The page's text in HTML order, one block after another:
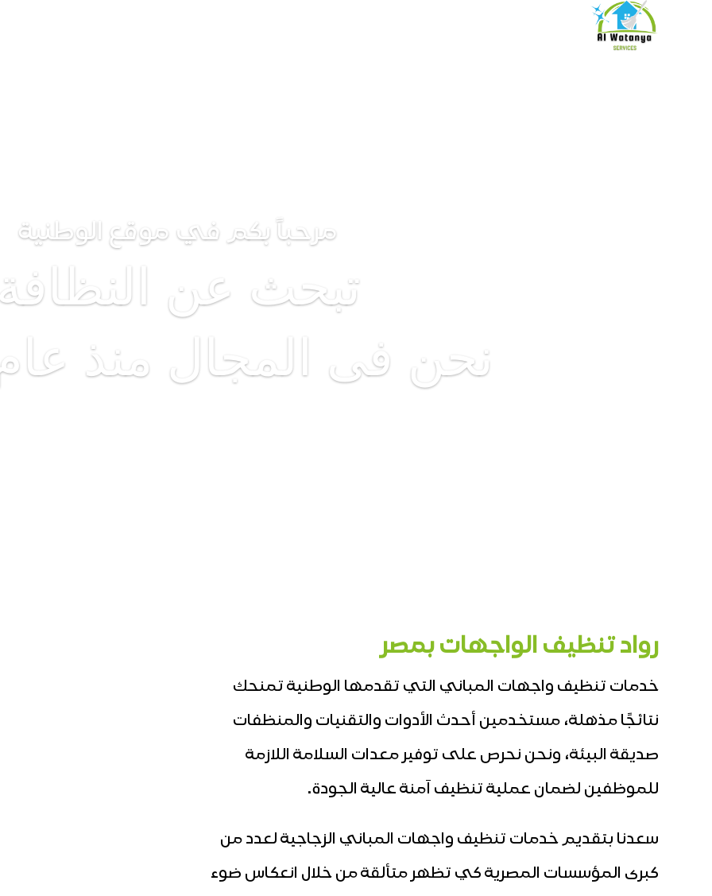
مرحباً بكم في موقع الوطنية
تبحث عن
نحن فى المجال منذ عام
رواد تنظيف الواجهات بمصر
خدمات تنظيف واجهات المباني التي تقدمها الوطنية تمنحك
نتائجًا مذهلة، مستخدمين أحدث الأدوات والتقنيات والمنظفات
صديقة البيئة، ونحن نحرص على توفير معدات السلامة اللازمة
للموظفين لضمان عملية تنظيف آمنة عالية الجودة.
سعدنا بتقديم خدمات تنظيف واجهات المباني الزجاجية لعدد من
كبرى المؤسسات المصرية كي تظهر متألقة من خلال انعكاس ضوء